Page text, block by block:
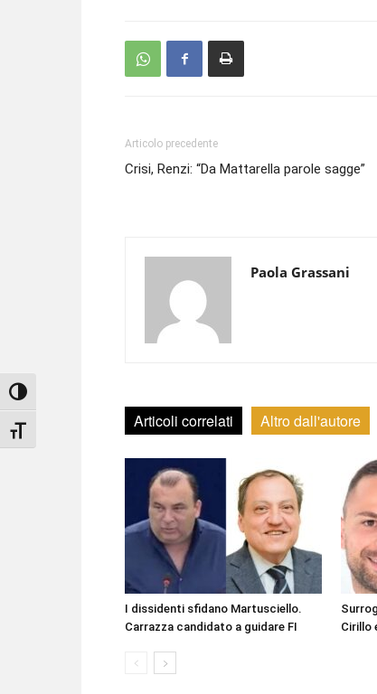
Attiva/disattiva alto contrasto
Attiva/disattiva dimensione testo
Articolo precedente
Crisi, Renzi: “Da Mattarella parole sagge”
Paola Grassani
Articoli correlati Altro dall'autore
I dissidenti sfidano Martusciello.
Carrazza candidato a guidare FI
Cirillo